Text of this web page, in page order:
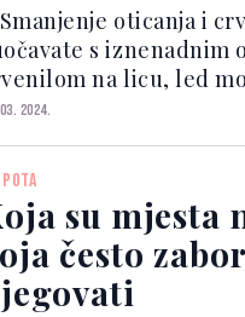
Smanjenje oticanja i
s iznenadnim
na licu, led
saveznik.
i crvenilo. Držite
2024.
su mjesta
često